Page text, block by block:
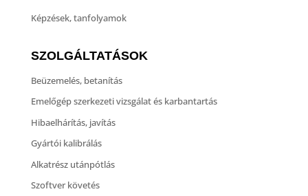
Képzések, tanfolyamok
SZOLGÁLTATÁSOK
Beüzemelés, betanítás
Emelőgép szerkezeti vizsgálat és karbantartás
Hibaelhárítás, javítás
Gyártói kalibrálás
Alkatrész utánpótlás
Szoftver követés